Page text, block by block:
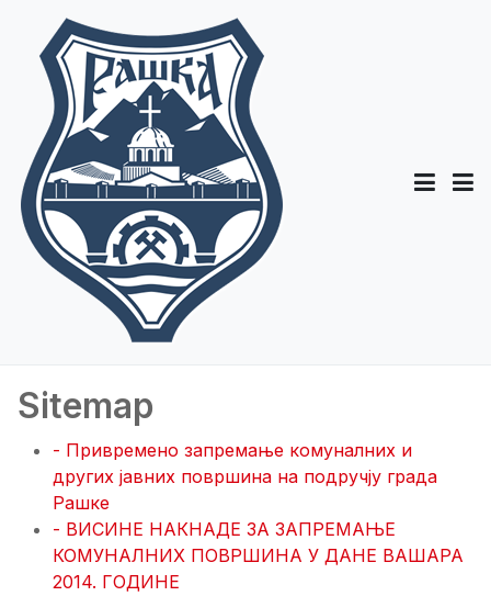
Sitemap
- Привремено запремање комуналних и
других јавних површина на подручју града
Рашке
- ВИСИНЕ НАКНАДЕ ЗА ЗАПРЕМАЊЕ
КОМУНАЛНИХ ПОВРШИНА У ДАНЕ ВАШАРА
2014. ГОДИНЕ